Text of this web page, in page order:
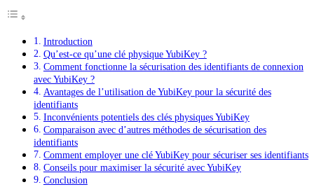
Introduction
Qu’est-ce qu’une clé physique YubiKey ?
Comment fonctionne la sécurisation des identifiants de connexion
avec YubiKey ?
Avantages de l’utilisation de YubiKey pour la sécurité des
identifiants
Inconvénients potentiels des clés physiques YubiKey
Comparaison avec d’autres méthodes de sécurisation des
identifiants
Comment employer une clé YubiKey pour sécuriser ses identifiants
Conseils pour maximiser la sécurité avec YubiKey
Conclusion